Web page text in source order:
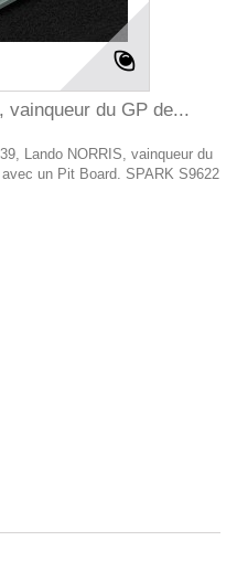
vainqueur du GP de...
Lando NORRIS, vainqueur du
un Pit Board. SPARK S9622